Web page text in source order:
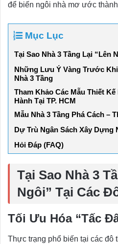
để biến ngôi nhà mơ ước
Mục Lục
Tại Sao Nhà 3 Tầng Lại “Lên
Những Lưu Ý Vàng Trước
Nhà 3 Tầng
Tham Khảo Các Mẫu Thiết
Hành Tại TP. HCM
Mẫu Nhà 3 Tầng Phá Cách –
Dự Trù Ngân Sách Xây Dựng
Hỏi Đáp (FAQ)
Tại Sao Nhà 3
Ngôi” Tại Các
Tối Ưu Hóa “Tấc
Thực trạng phổ biến tại các đô